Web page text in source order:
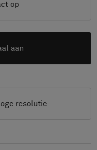
op
aan
resolutie